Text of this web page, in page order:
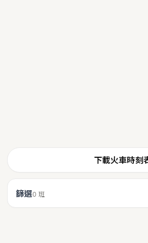
下載火車時刻
篩選0 班